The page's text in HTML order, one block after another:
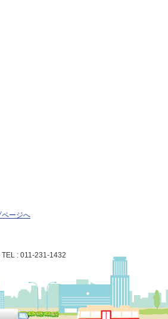
ページへ
: 011-231-1432